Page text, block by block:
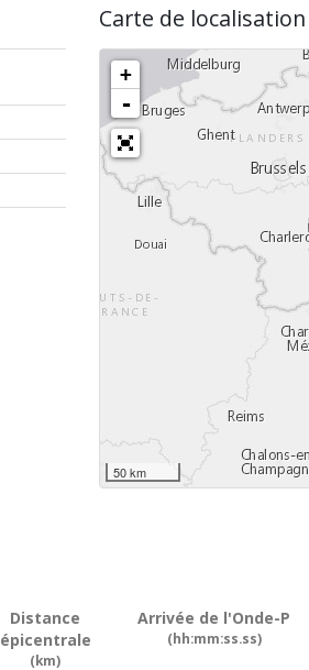
Carte de localisation
+
-
50 km
Distance
épicentrale
(km)
Arrivée de l'Onde-P
(hh:mm:ss.ss)